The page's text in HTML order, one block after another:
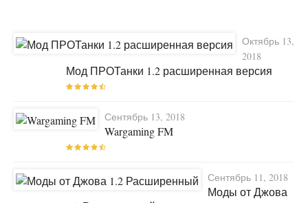
Октябрь 13,
2018
Мод ПРОТанки 1.2 расширенная версия
Сентябрь 13, 2018
Wargaming FM
Сентябрь 11, 2018
Моды от Джова